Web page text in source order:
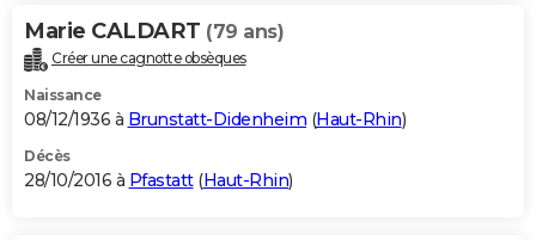
Marie CALDART (79 ans)
Créer une cagnotte obsèques
Naissance
08/12/1936 à Brunstatt-Didenheim (Haut-Rhin)
Décès
28/10/2016 à Pfastatt(Haut-Rhin)